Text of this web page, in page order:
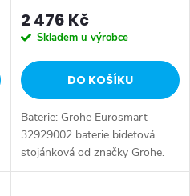
2 476 Kč
Skladem u výrobce
DO KOŠÍKU
Baterie: Grohe Eurosmart
32929002 baterie bidetová
stojánková od značky Grohe.
Série: Eurosmart. Typ baterie: